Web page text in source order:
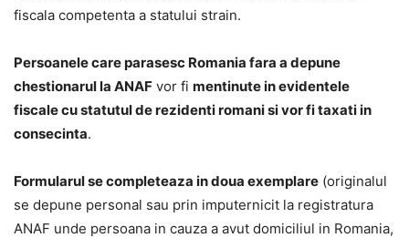
fiscala competenta a statului strain.
Persoanele care parasesc Romania fara a depune
chestionarul la ANAF vor fi mentinute in evidentele
fiscale cu statutul de rezidenti romani si vor fi taxati in
consecinta.
Formularul se completeaza in doua exemplare (originalul
se depune personal sau prin imputernicit la registratura
ANAF unde persoana in cauza a avut domiciliul in Romania,